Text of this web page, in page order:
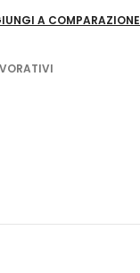
A COMPARAZIONE